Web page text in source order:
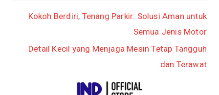
Kokoh Berdiri, Tenang Parkir: Solusi Aman untuk
Semua Jenis Motor
Detail Kecil yang Menjaga Mesin Tetap Tangguh
dan Terawat